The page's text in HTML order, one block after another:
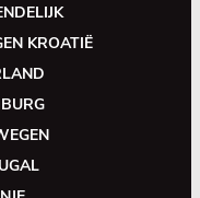
KROATIË